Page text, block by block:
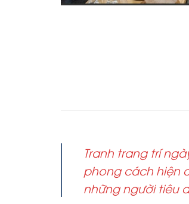
Tranh trang trí
phong cách hiện
những người tiêu